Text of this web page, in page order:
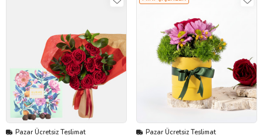
Pazar Ücretsiz Teslimat Pazar Ücretsiz Teslimat